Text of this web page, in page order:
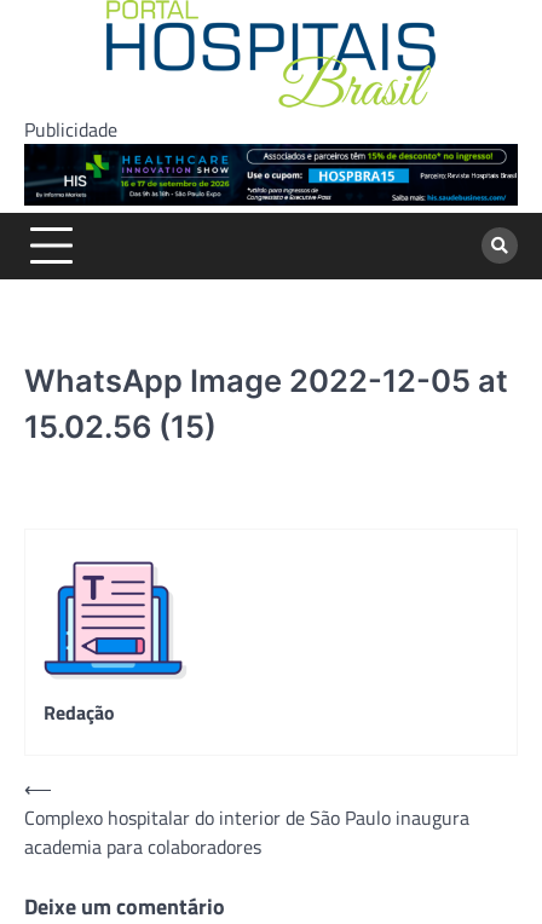
Publicidade
WhatsApp Image 2022-12-05 at
15.02.56 (15)
Redação
Navegação
de
Post
⟵
Complexo hospitalar do interior de São Paulo inaugura
academia para colaboradores
Deixe um comentário